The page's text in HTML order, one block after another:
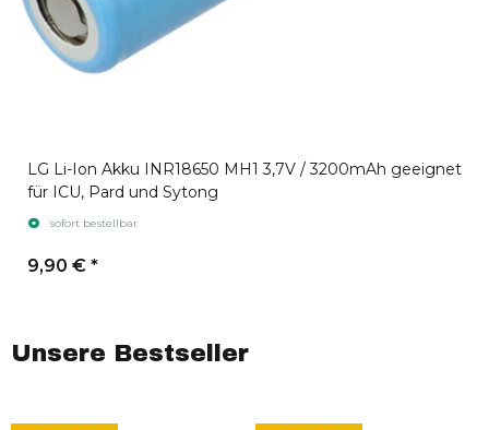
LG Li-Ion Akku INR18650 MH1 3,7V / 3200mAh geeignet
für ICU, Pard und Sytong
sofort bestellbar
9,90 € *
Unsere Bestseller